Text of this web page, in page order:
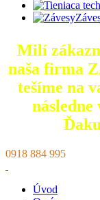
Milí
naša firma
tešíme na
následne
0918 884 995
Úvod